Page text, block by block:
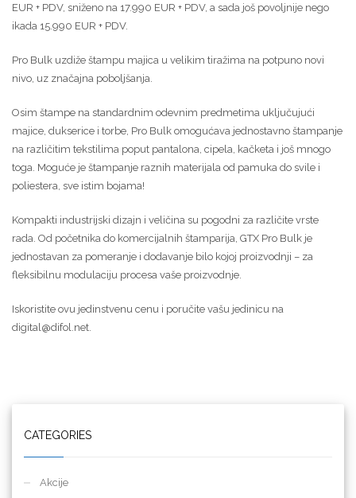
EUR + PDV, sniženo na 17.990 EUR + PDV, a sada još povoljnije nego
ikada 15.990 EUR + PDV.
Pro Bulk uzdiže štampu majica u velikim tiražima na potpuno novi
nivo, uz značajna poboljšanja.
Osim štampe na standardnim odevnim predmetima uključujući
majice, dukserice i torbe, Pro Bulk omogućava jednostavno štampanje
na različitim tekstilima poput pantalona, cipela, kačketa i još mnogo
toga. Moguće je štampanje raznih materijala od pamuka do svile i
poliestera, sve istim bojama!
Kompakti industrijski dizajn i veličina su pogodni za različite vrste
rada. Od početnika do komercijalnih štamparija, GTX Pro Bulk je
jednostavan za pomeranje i dodavanje bilo kojoj proizvodnji – za
fleksibilnu modulaciju procesa vaše proizvodnje.
Iskoristite ovu jedinstvenu cenu i poručite vašu jedinicu na
digital@difol.net.
CATEGORIES
Akcije